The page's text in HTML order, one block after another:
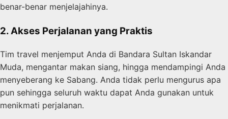
benar-benar menjelajahinya.
2. Akses Perjalanan yang Praktis
Tim travel menjemput Anda di Bandara Sultan Iskandar
Muda, mengantar makan siang, hingga mendampingi Anda
menyeberang ke Sabang. Anda tidak perlu mengurus apa
pun sehingga seluruh waktu dapat Anda gunakan untuk
menikmati perjalanan.